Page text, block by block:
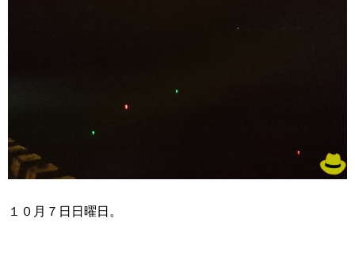
１０月７日日曜日。